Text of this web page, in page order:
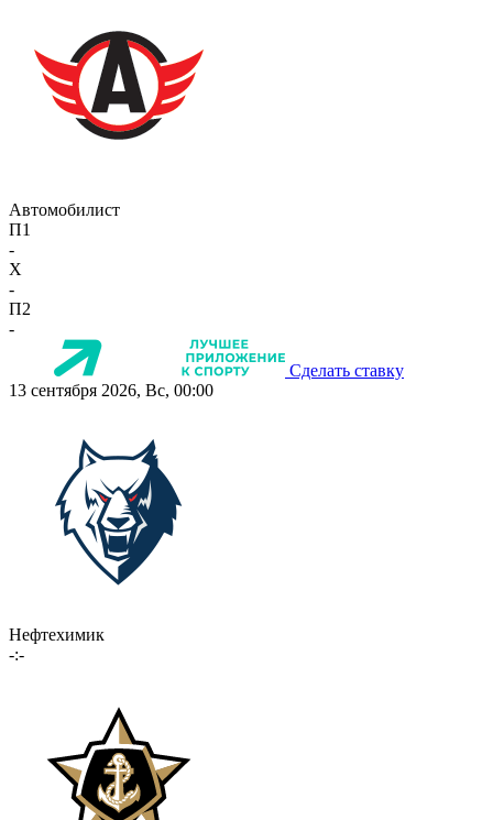
Автомобилист
П1
-
X
-
П2
-
Сделать ставку
13 сентября 2026, Вс, 00:00
Нефтехимик
-:-